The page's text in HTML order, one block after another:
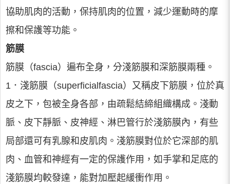
協助肌肉的活動，保持肌肉的位置，減少運動時的摩
擦和保護等功能。
筋膜
筋膜（fascia）遍布全身，分淺筋膜和深筋膜兩種。
1．淺筋膜（superficialfascia）又稱皮下筋膜，位於真
皮之下，包被全身各部，由疏鬆結締組織構成。淺動
脈、皮下靜脈、皮神經、淋巴管行於淺筋膜內，有些
局部還可有乳腺和皮肌肉。淺筋膜對位於它深部的肌
肉、血管和神經有一定的保護作用，如手掌和足底的
淺筋膜均較發達，能對加壓起緩衝作用。